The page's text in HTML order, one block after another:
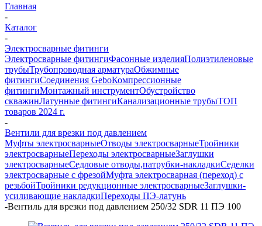
Главная
-
Каталог
-
Электросварные фитинги
Электросварные фитингиФасонные изделияПолиэтиленовые
трубыТрубопроводная арматураОбжимные
фитингиСоединения GeboКомпрессионные
фитингиМонтажный инструментОбустройство
скважинЛатунные фитингиКанализационные трубыТОП
товаров 2024 г.
-
Вентили для врезки под давлением
Муфты электросварныеОтводы электросварныеТройники
электросварныеПереходы электросварныеЗаглушки
электросварныеСедловые отводы,патрубки-накладкиСеделки
электросварные с фрезойМуфта электросварная (переход) с
резьбойТройники редукционные электросварныеЗаглушки-
усиливающие накладкиПереходы ПЭ-латунь
-Вентиль для врезки под давлением 250/32 SDR 11 ПЭ 100